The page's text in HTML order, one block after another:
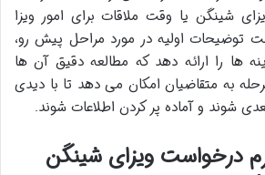
شینگن یا وقت ملاقات برای امور ویزا
توضیحات اولیه در مورد مراحل پیش رو،
ها را ارائه دهد که مطالعه دقیق آن ها
به متقاضیان امکان می دهد تا با دیدی
شوند و آماده پر کردن اطلاعات شوند.
فرم درخواست ویزای شینگن